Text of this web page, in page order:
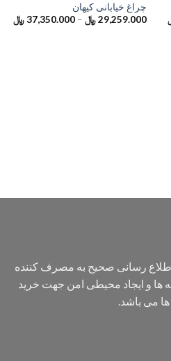
چراغ خیابانی کیهان
29,259.000 ﷼–
37,350.000 ﷼
رسانی صحیح به مصرف کننده
و ایجاد محیطی امن جهت خرید
می باشد.